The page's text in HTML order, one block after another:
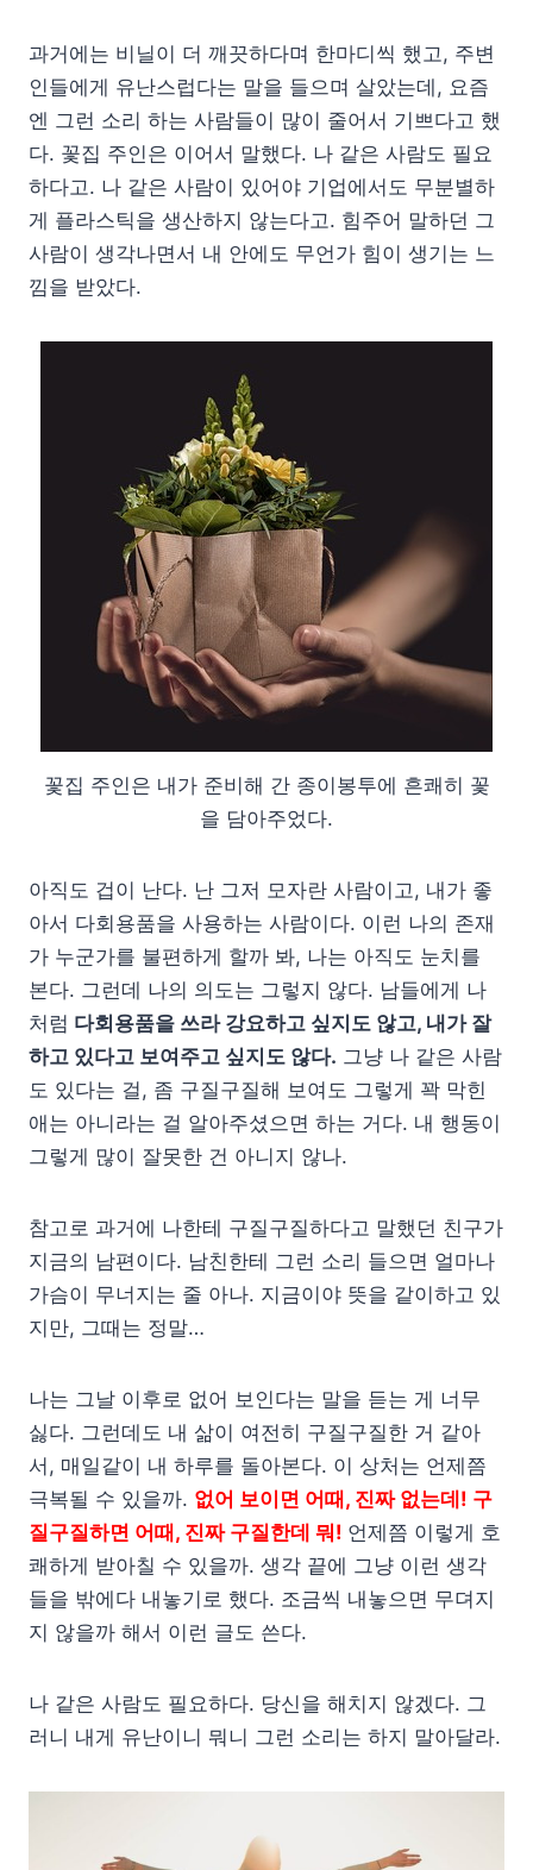
과거에는 비닐이 더 깨끗하다며 한마디씩 했고, 주변
인들에게 유난스럽다는 말을 들으며 살았는데, 요즘
엔 그런 소리 하는 사람들이 많이 줄어서 기쁘다고 했
다. 꽃집 주인은 이어서 말했다. 나 같은 사람도 필요
하다고. 나 같은 사람이 있어야 기업에서도 무분별하
게 플라스틱을 생산하지 않는다고. 힘주어 말하던 그
사람이 생각나면서 내 안에도 무언가 힘이 생기는 느
낌을 받았다.
꽃집 주인은 내가 준비해 간 종이봉투에 흔쾌히 꽃
을 담아주었다.
아직도 겁이 난다. 난 그저 모자란 사람이고, 내가 좋
아서 다회용품을 사용하는 사람이다. 이런 나의 존재
가 누군가를 불편하게 할까 봐, 나는 아직도 눈치를
본다. 그런데 나의 의도는 그렇지 않다. 남들에게 나
처럼 다회용품을 쓰라 강요하고 싶지도 않고, 내가 잘
하고 있다고 보여주고 싶지도 않다. 그냥 나 같은 사람
도 있다는 걸, 좀 구질구질해 보여도 그렇게 꽉 막힌
애는 아니라는 걸 알아주셨으면 하는 거다. 내 행동이
그렇게 많이 잘못한 건 아니지 않나.
참고로 과거에 나한테 구질구질하다고 말했던 친구가
지금의 남편이다. 남친한테 그런 소리 들으면 얼마나
가슴이 무너지는 줄 아나. 지금이야 뜻을 같이하고 있
지만, 그때는 정말…
나는 그날 이후로 없어 보인다는 말을 듣는 게 너무
싫다. 그런데도 내 삶이 여전히 구질구질한 거 같아
서, 매일같이 내 하루를 돌아본다. 이 상처는 언제쯤
극복될 수 있을까. 없어 보이면 어때, 진짜 없는데! 구
질구질하면 어때, 진짜 구질한데 뭐! 언제쯤 이렇게 호
쾌하게 받아칠 수 있을까. 생각 끝에 그냥 이런 생각
들을 밖에다 내놓기로 했다. 조금씩 내놓으면 무뎌지
지 않을까 해서 이런 글도 쓴다.
나 같은 사람도 필요하다. 당신을 해치지 않겠다. 그
러니 내게 유난이니 뭐니 그런 소리는 하지 말아달라.